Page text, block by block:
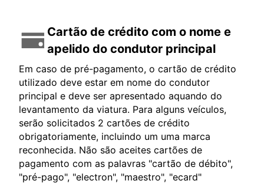
Cartão de crédito com o nome e
apelido do condutor principal
Em caso de pré-pagamento, o cartão de crédito
utilizado deve estar em nome do condutor
principal e deve ser apresentado aquando do
levantamento da viatura. Para alguns veículos,
serão solicitados 2 cartões de crédito
obrigatoriamente, incluindo um uma marca
reconhecida. Não são aceites cartões de
pagamento com as palavras "cartão de débito",
"pré-pago", "electron", "maestro", "ecard"